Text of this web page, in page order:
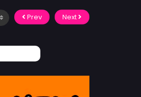
Prev Next